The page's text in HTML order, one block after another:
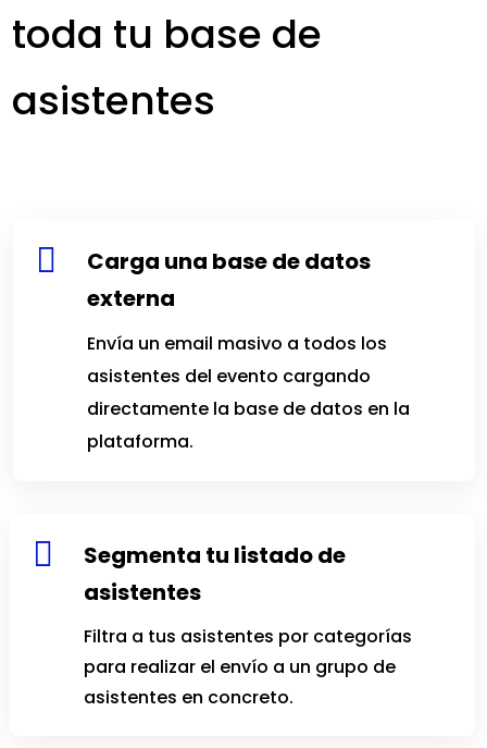
toda tu base de
asistentes

Carga una base de datos
externa
Envía un email masivo a todos los
asistentes del evento cargando
directamente la base de datos en la
plataforma.

Segmenta tu listado de
asistentes
Filtra a tus asistentes por categorías
para realizar el envío a un grupo de
asistentes en concreto.